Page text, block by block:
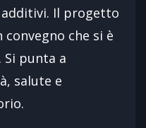
Il progetto
che si è
Si punta a
salute e